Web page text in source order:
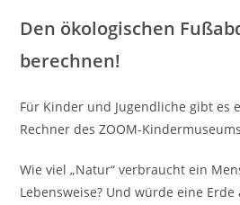
Den ökologischen
berechnen!
Für Kinder und Jugendliche gibt es
Rechner des ZOOM-
Wie viel „Natur“ verbraucht ein
Lebensweise? Und würde eine